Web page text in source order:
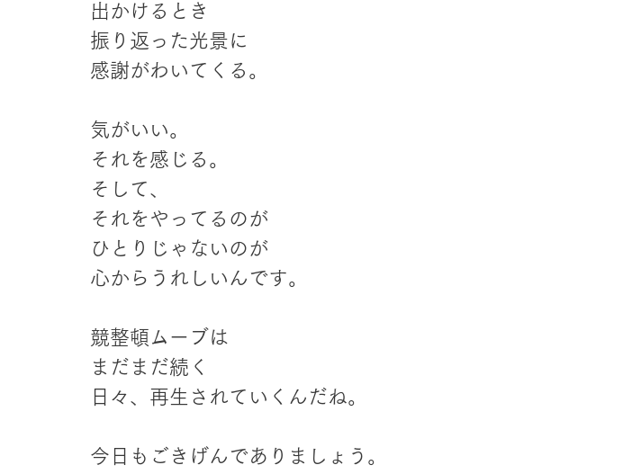
出かけるとき
振り返った光景に
感謝がわいてくる。
気がいい。
それを感じる。
そして、
それをやってるのが
ひとりじゃないのが
心からうれしいんです。
競整頓ムーブは
まだまだ続く
日々、再生されていくんだね。
今日もごきげんでありましょう。